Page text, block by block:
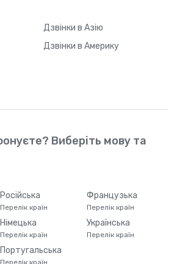
Дзвінки в Азію
Дзвінки в Америку
Виберіть мову та
Російська
Перелік країн
Французька
Перелік країн
Німецька
Перелік країн
Українська
Перелік країн
Португальська
Перелік країн